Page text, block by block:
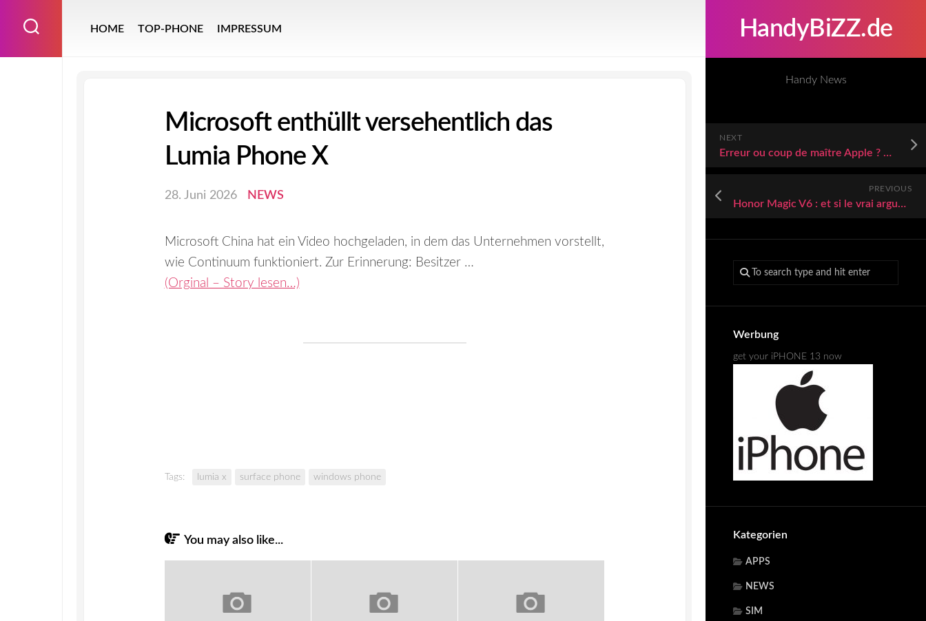
HandyBiZZ.de
Handy News
NEXT
Erreur ou coup de maître Apple ? Cet iPhone récent passe à moins de 600 euros
PREVIOUS
Honor Magic V6 : et si le vrai argument de ce smartphone pliant n’était pas son écran ?
Werbung
get your iPHONE 13 now
Kategorien
APPS
NEWS
SIM
HOME TOP-PHONE IMPRESSUM
Microsoft enthüllt versehentlich das
Lumia Phone X
28. Juni 2026 NEWS
Microsoft China hat ein Video hochgeladen, in dem das Unternehmen vorstellt,
wie Continuum funktioniert. Zur Erinnerung: Besitzer …
(Orginal – Story lesen…)
Tags: lumia x surface phone windows phone
You may also like...